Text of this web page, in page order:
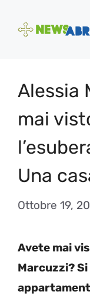
Alessia
mai
Una
Ottobre 19,
Avete mai
Marcuzzi?